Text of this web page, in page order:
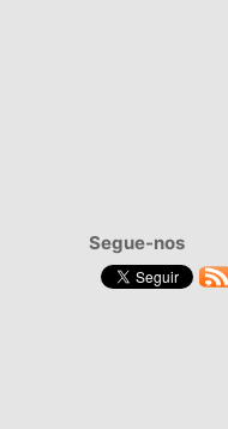
Segue-nos